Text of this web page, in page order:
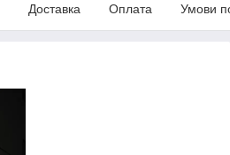
Доставка Оплата Умови